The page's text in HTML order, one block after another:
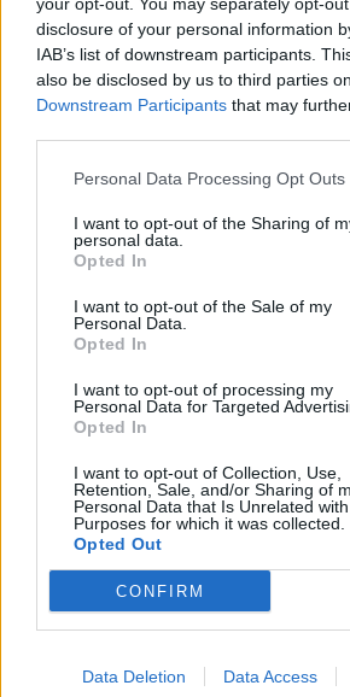
disclosure of your personal information
IAB’s list of downstream participants.
also be disclosed by us to third parties
Downstream Participants that may
Personal Data Processing Opt Outs
I want to opt-out of the Sharing of
personal data.
Opted In
I want to opt-out of the Sale of my
Personal Data.
Opted In
I want to opt-out of processing my
Personal Data for Targeted
Opted In
I want to opt-out of Collection, Use,
Retention, Sale, and/or Sharing of
Personal Data that Is Unrelated
Purposes for which it was collected.
Opted Out
CONFIRM
Data Deletion Data Access
Viihdeuutiset
18.11.2018, 10:40
Ilmatyynyalus kuin
tulevaisuuteen -
Viihdeuutiset
26.2.2017, 8:30